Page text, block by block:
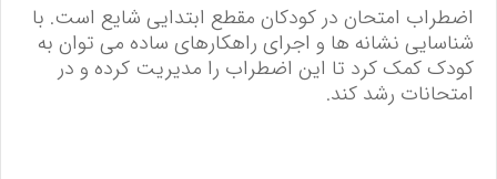
اضطراب امتحان در کودکان مقطع ابتدایی شایع است. با
شناسایی نشانه ها و اجرای راهکارهای ساده می توان به
کودک کمک کرد تا این اضطراب را مدیریت کرده و در
امتحانات رشد کند.